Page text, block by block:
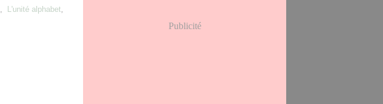
, L'unité alphabet,
Publicité